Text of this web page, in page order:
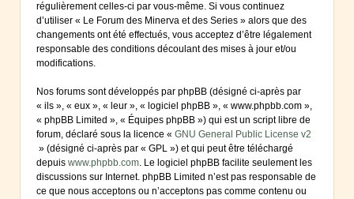
régulièrement celles-ci par vous-même. Si vous continuez
d’utiliser « Le Forum des Minerva et des Series » alors que des
changements ont été effectués, vous acceptez d’être légalement
responsable des conditions découlant des mises à jour et/ou
modifications.
Nos forums sont développés par phpBB (désigné ci-après par
« ils », « eux », « leur », « logiciel phpBB », « www.phpbb.com »,
« phpBB Limited », « Équipes phpBB ») qui est un script libre de
forum, déclaré sous la licence « GNU General Public License v2
» (désigné ci-après par « GPL ») et qui peut être téléchargé
depuis www.phpbb.com. Le logiciel phpBB facilite seulement les
discussions sur Internet. phpBB Limited n’est pas responsable de
ce que nous acceptons ou n’acceptons pas comme contenu ou